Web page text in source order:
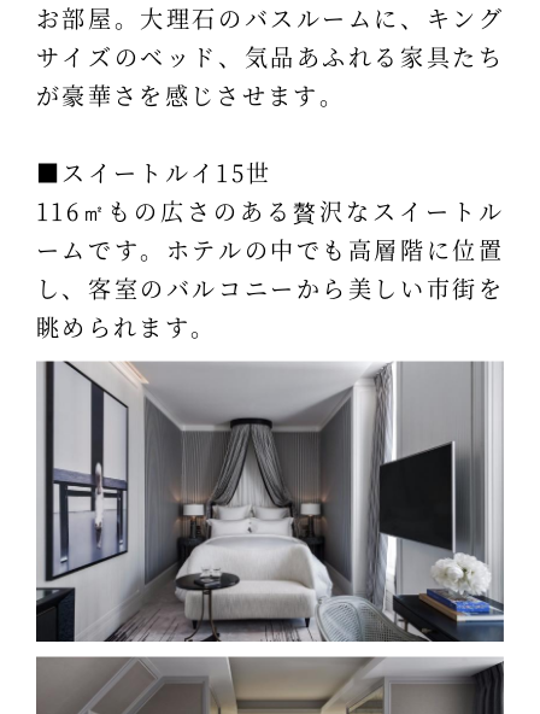
お部屋。大理石のバスルームに、キング
サイズのベッド、気品あふれる家具たち
が豪華さを感じさせます。
■スイートルイ15世
116㎡もの広さのある贅沢なスイートル
ームです。ホテルの中でも高層階に位置
し、客室のバルコニーから美しい市街を
眺められます。